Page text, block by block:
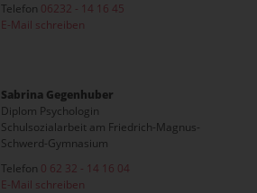
Telefon 06232 - 14 16 45
E-Mail schreiben
Sabrina Gegenhuber
Diplom Psychologin
Schulsozialarbeit am Friedrich-Magnus-
Schwerd-Gymnasium
Telefon 0 62 32 - 14 16 04
E-Mail schreiben